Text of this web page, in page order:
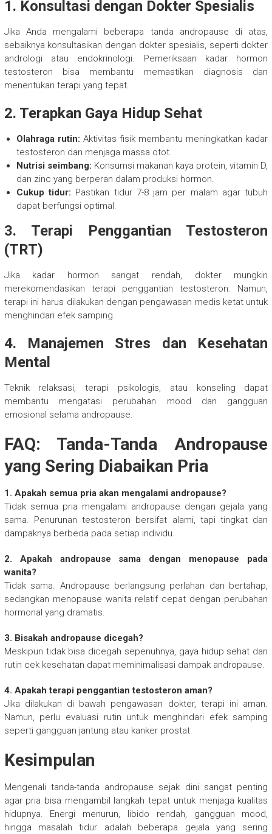
1. Konsultasi dengan Dokter Spesialis
Jika Anda mengalami beberapa tanda andropause di atas,
sebaiknya konsultasikan dengan dokter spesialis, seperti dokter
andrologi atau endokrinologi. Pemeriksaan kadar hormon
testosteron bisa membantu memastikan diagnosis dan
menentukan terapi yang tepat.
2. Terapkan Gaya Hidup Sehat
Olahraga rutin: Aktivitas fisik membantu meningkatkan kadar
testosteron dan menjaga massa otot.
Nutrisi seimbang: Konsumsi makanan kaya protein, vitamin D,
dan zinc yang berperan dalam produksi hormon.
Cukup tidur: Pastikan tidur 7-8 jam per malam agar tubuh
dapat berfungsi optimal.
3. Terapi Penggantian Testosteron
(TRT)
Jika kadar hormon sangat rendah, dokter mungkin
merekomendasikan terapi penggantian testosteron. Namun,
terapi ini harus dilakukan dengan pengawasan medis ketat untuk
menghindari efek samping.
4. Manajemen Stres dan Kesehatan
Mental
Teknik relaksasi, terapi psikologis, atau konseling dapat
membantu mengatasi perubahan mood dan gangguan
emosional selama andropause.
FAQ: Tanda-Tanda Andropause
yang Sering Diabaikan Pria
1. Apakah semua pria akan mengalami andropause?
Tidak semua pria mengalami andropause dengan gejala yang
sama. Penurunan testosteron bersifat alami, tapi tingkat dan
dampaknya berbeda pada setiap individu.
2. Apakah andropause sama dengan menopause pada
wanita?
Tidak sama. Andropause berlangsung perlahan dan bertahap,
sedangkan menopause wanita relatif cepat dengan perubahan
hormonal yang dramatis.
3. Bisakah andropause dicegah?
Meskipun tidak bisa dicegah sepenuhnya, gaya hidup sehat dan
rutin cek kesehatan dapat meminimalisasi dampak andropause.
4. Apakah terapi penggantian testosteron aman?
Jika dilakukan di bawah pengawasan dokter, terapi ini aman.
Namun, perlu evaluasi rutin untuk menghindari efek samping
seperti gangguan jantung atau kanker prostat.
Kesimpulan
Mengenali tanda-tanda andropause sejak dini sangat penting
agar pria bisa mengambil langkah tepat untuk menjaga kualitas
hidupnya. Energi menurun, libido rendah, gangguan mood,
hingga masalah tidur adalah beberapa gejala yang sering